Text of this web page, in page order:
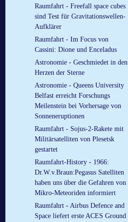
Raumfahrt - Freefall space cubes
sind Test für Gravitationswellen-
Aufklärer
Raumfahrt - Im Focus von
Cassini: Dione und Enceladus
Astronomie - Geschmiedet in den
Herzen der Sterne
Astronomie - Queens University
Belfast erreicht Forschungs
Meilenstein bei Vorhersage von
Sonneneruptionen
Raumfahrt - Sojus-2-Rakete mit
Militärsatelliten von Plesetsk
gestartet
Raumfahrt-History - 1966:
Dr.W.v.Braun:Pegasus Satelliten
haben uns über die Gefahren von
Mikro-Meteoriden informiert
Raumfahrt - Airbus Defence and
Space liefert erste ACES Ground